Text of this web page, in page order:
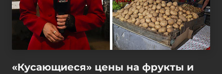
«Кусающиеся» цены на фрукты и